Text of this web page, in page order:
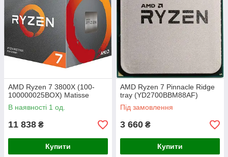
AMD Ryzen 7 3800X (100-
100000025BOX) Matisse
В наявності 1 од.
11 838 ₴
Купити
AMD Ryzen 7 Pinnacle Ridge
tray (YD2700BBM88AF)
Під замовлення
3 660 ₴
Купити